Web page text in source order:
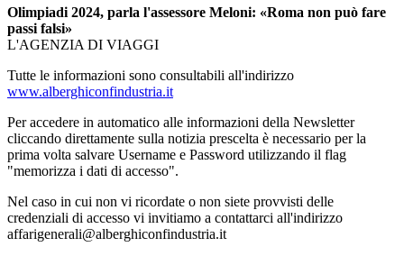
Olimpiadi 2024, parla l'assessore Meloni: «Roma non può fare
passi falsi»
L'AGENZIA DI VIAGGI
Tutte le informazioni sono consultabili all'indirizzo
www.alberghiconfindustria.it
Per accedere in automatico alle informazioni della Newsletter
cliccando direttamente sulla notizia prescelta è necessario per la
prima volta salvare Username e Password utilizzando il flag
"memorizza i dati di accesso".
Nel caso in cui non vi ricordate o non siete provvisti delle
credenziali di accesso vi invitiamo a contattarci all'indirizzo
affarigenerali@alberghiconfindustria.it